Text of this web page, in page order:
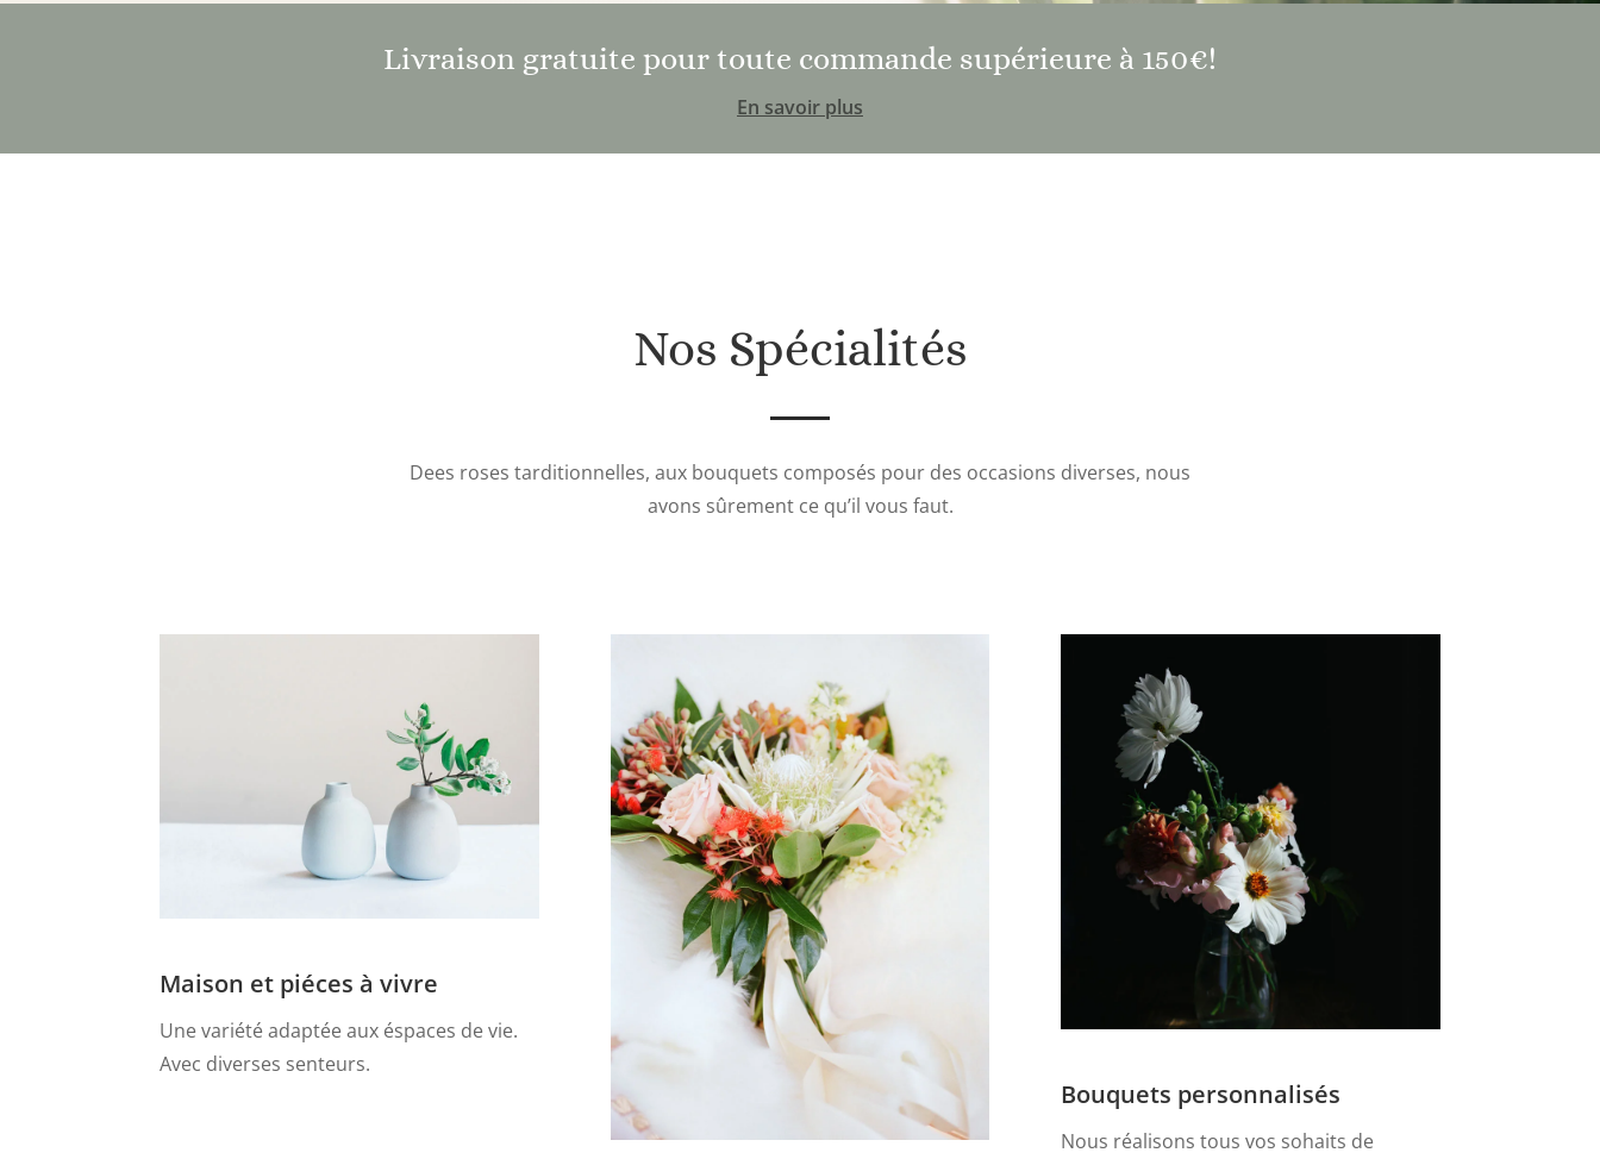
Livraison gratuite pour toute commande supérieure à 150€!
En savoir plus
Nos Spécialités
Dees roses tarditionnelles, aux bouquets composés pour des occasions diverses, nous
avons sûrement ce qu’il vous faut.
Maison et piéces à vivre
Une variété adaptée aux éspaces de vie.
Avec diverses senteurs.
Bouquets personnalisés
Nous réalisons tous vos sohaits de